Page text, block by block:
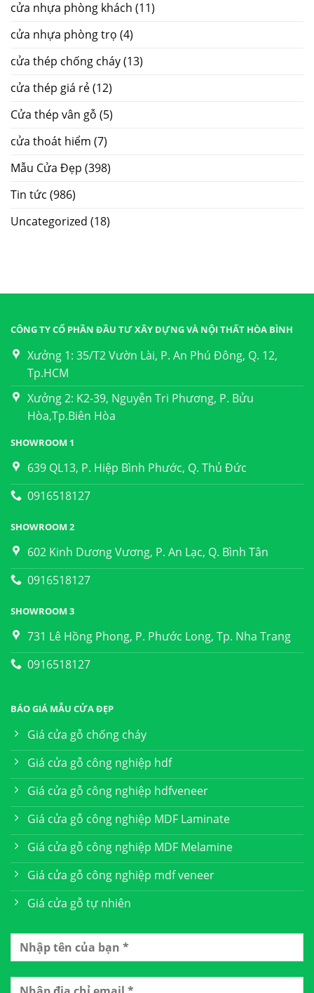
cửa nhựa phòng khách (11)
cửa nhựa phòng trọ (4)
cửa thép chống cháy(13)
cửa thép giá rẻ(12)
Cửa thép vân gỗ (5)
cửa thoát hiểm (7)
Mẫu Cửa Đẹp (398)
Tin tức (986)
Uncategorized (18)
CÔNG TY CỔ PHẦN ĐẦU TƯ XÂY DỰNG VÀ NỘI THẤT HÒA BÌNH
Xưởng 1: 35/T2 Vườn Lài, P. An Phú Đông, Q. 12,
Tp.HCM
Xưởng 2: K2-39, Nguyễn Tri Phương, P. Bửu
Hòa,Tp.Biên Hòa
SHOWROOM 1
639 QL13, P. Hiệp Bình Phước, Q. Thủ Đức
0916518127
SHOWROOM 2
602 Kinh Dương Vương, P. An Lạc, Q. Bình Tân
0916518127
SHOWROOM 3
731 Lê Hồng Phong, P. Phước Long, Tp. Nha Trang
0916518127
BÁO GIÁ MẪU CỬA ĐẸP
Giá cửa gỗ chống cháy
Giá cửa gỗ công nghiệp hdf
Giá cửa gỗ công nghiệp hdfveneer
Giá cửa gỗ công nghiệp MDF Laminate
Giá cửa gỗ công nghiệp MDF Melamine
Giá cửa gỗ công nghiệp mdf veneer
Giá cửa gỗ tự nhiên